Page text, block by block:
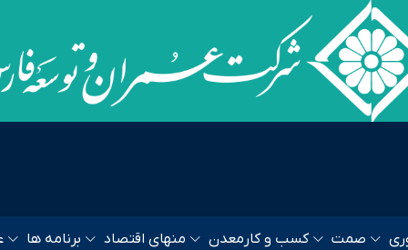
صمت کسب و کار معدن منهای اقتصاد برنامه ها